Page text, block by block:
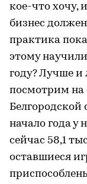
кое-что хочу,
бизнес
практика
этому
году? Лучше и
посмотрим на
Белгородской
начало года у
сейчас 58,1
оставшиеся